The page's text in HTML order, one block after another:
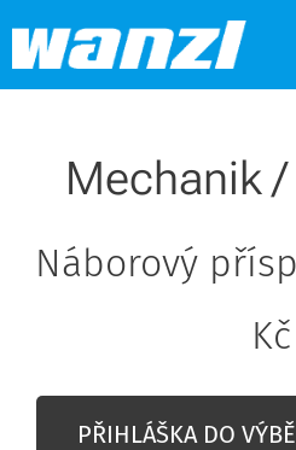
Mechanik
Náborový
Kč
PŘIHLÁŠKA DO